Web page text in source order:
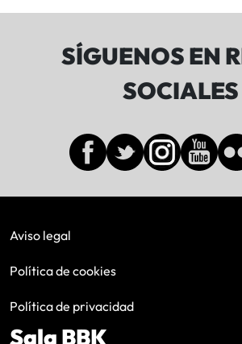
SÍGUENOS EN
SOCIALES
Aviso legal
Política de cookies
Política de privacidad
Sala BBK